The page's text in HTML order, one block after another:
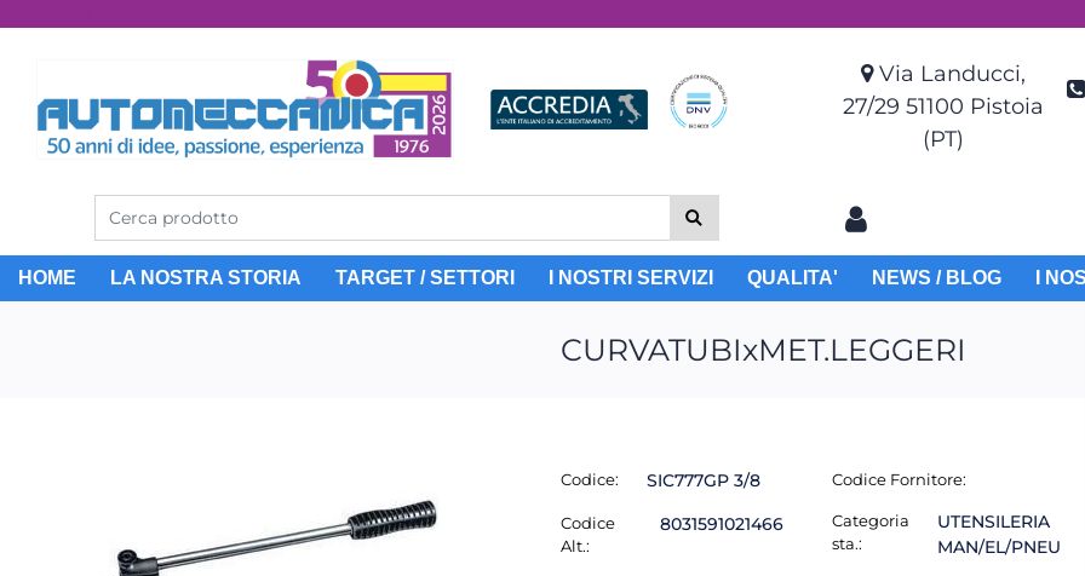
Via Landucci,
27/29 51100 Pistoia
(PT)
HOME LA NOSTRA STORIA TARGET / SETTORI I NOSTRI SERVIZI QUALITA' NEWS / BLOG I
CURVATUBIxMET.LEGGERI
Codice: SIC777GP 3/8
Codice
Alt.:
8031591021466
Codice Fornitore:
Categoria
sta.:
UTENSILERIA
MAN/EL/PNEU